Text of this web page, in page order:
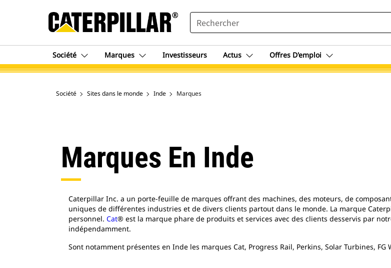
SEARCH
Société Marques Investisseurs Actus Offres D'emploi
Société Sites dans le monde Inde Marques
Marques En Inde
Caterpillar Inc. a un porte-feuille de marques offrant des machines, des moteurs, de
uniques de différentes industries et de divers clients partout dans le monde. La marque
personnel. Cat® est la marque phare de produits et services avec des clients desservis par
indépendamment.
Sont notamment présentes en Inde les marques Cat, Progress Rail, Perkins, Solar Turbines, FG